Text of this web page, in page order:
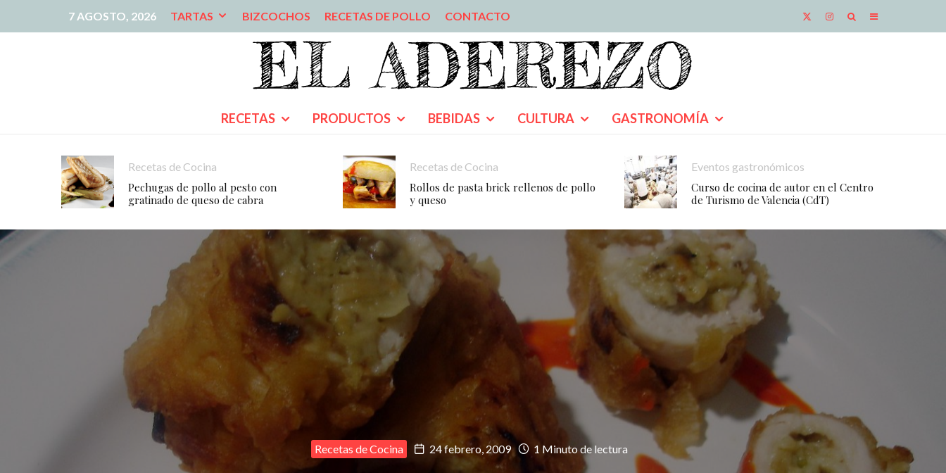
7 AGOSTO, 2026 TARTAS BIZCOCHOS RECETAS DE POLLO CONTACTO
RECETAS PRODUCTOS BEBIDAS CULTURA GASTRONOMÍA
Recetas de Cocina
Pechugas de pollo al pesto con
gratinado de queso de cabra
Recetas de Cocina
Rollos de pasta brick rellenos de pollo
y queso
Eventos gastronómicos
Curso de cocina de autor en el Centro
de Turismo de Valencia (CdT)
Recetas de Cocina 24 febrero, 2009 1 Minuto de lectura